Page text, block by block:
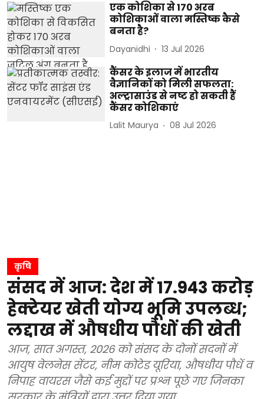
एक कोशिका से 170 अरब
कोशिकाओं वाला मस्तिष्क कैसे
बनता है?
Dayanidhi 13 Jul 2026
कैंसर के इलाज में भारतीय
वैज्ञानिकों को मिली सफलता:
अल्ट्रासाउंड से नष्ट हो सकती हैं
कैंसर कोशिकाएं
Lalit Maurya 08 Jul 2026
कृषि
संसद में आज: देश में 17.943 करोड़
हेक्टेयर खेती योग्य भूमि उपलब्ध;
लद्दाख में औषधीय पौधों की खेती
आज, सात अगस्त, 2026 को संसद के दोनों सदनों में
आयुष वेलनेस सेंटर, नीम कोटेड यूरिया, औषधीय पौधें व
निपाह वायरस जैसे कई मुद्दों पर प्रश्न पूछे गए जिनका